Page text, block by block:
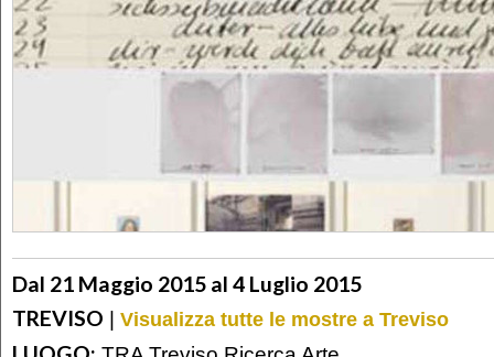
Dal 21 Maggio 2015 al 4 Luglio 2015
TREVISO | Visualizza tutte le mostre a Treviso